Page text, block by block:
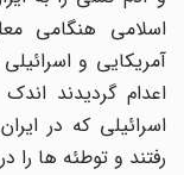
اسلامی هنگامی
آمریکایی و
اعدام گردیدند اندک
اسرائیلی که در
رفتند و توطئه ها را